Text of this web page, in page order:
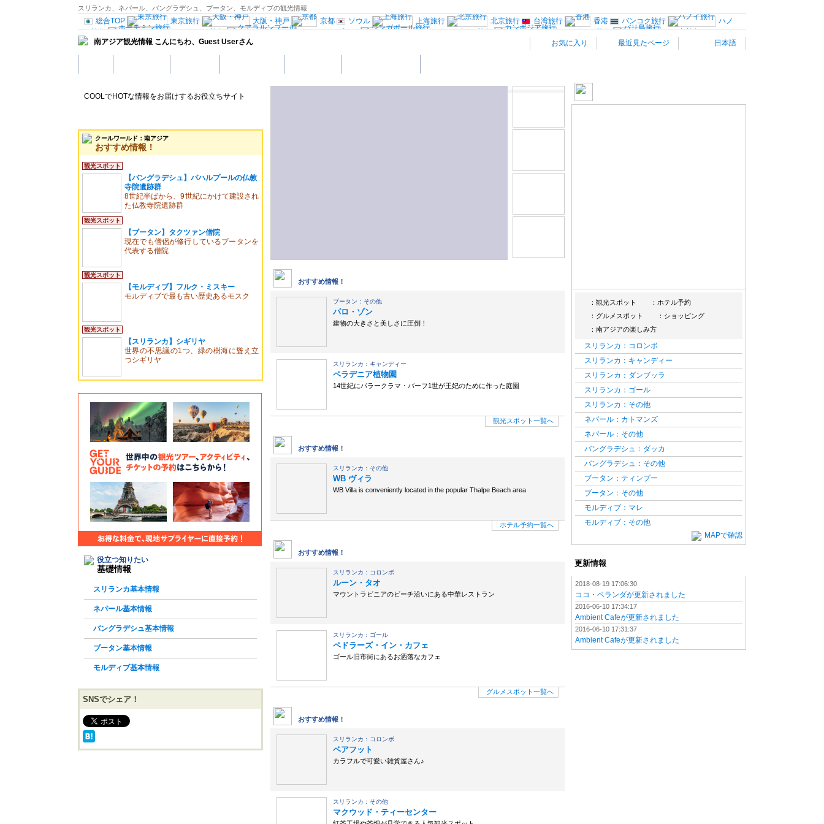
スリランカ、ネパール、バングラデシュ、ブータン、モルディブの観光情報
総合TOP 東京旅行 大阪・神戸 京都 ソウル 上海旅行 北京旅行 台湾旅行 香港 バンコク旅行
ハノ
イ旅行
ホーチミン旅行 クアラルンプール シンガポール旅行 カンボジア旅行
バリ島旅行
マニラ旅行
セブ島旅行 パリ旅行
南仏プロヴァンス
モナコ旅行
中央イタリア ミラノ旅行
ブリュッセル ヘルシンキ スウェーデン旅行
クロアチア旅行 ロシア旅行 中欧旅行 ギリシャ旅行
エル旅行
ドバイ・アブダビ旅行
観光情報：ヨーロッパ
南アジア観光情報 こんにちわ、 Guest Userさん お気に入り 最近見たページ 日本語
おすすめ情報！
ブータン：その他
パロ・ゾン
建物の大きさと美しさに圧倒！
スリランカ：キャンディー
ペラデニア植物園
14世紀にパラークラマ・バーフ1世が王妃のために作った庭園
観光スポット一覧へ
おすすめ情報！
スリランカ：その他
WB ヴィラ
WB Villa is conveniently located in the popular Thalpe Beach area
ホテル予約一覧へ
おすすめ情報！
スリランカ：コロンボ
ルーン・タオ
マウントラビニアのビーチ沿いにある中華レストラン
スリランカ：ゴール
ペドラーズ・イン・カフェ
ゴール旧市街にあるお洒落なカフェ
グルメスポット一覧へ
おすすめ情報！
スリランカ：コロンボ
ベアフット
カラフルで可愛い雑貨屋さん♪
スリランカ：その他
マクウッド・ティーセンター
：観光スポット
：ホテル予約
：グルメスポット
：ショッピング
：南アジアの楽しみ方
スリランカ：コロンボ
スリランカ：キャンディー
スリランカ：ダンブッラ
スリランカ：ゴール
スリランカ：その他
ネパール：カトマンズ
ネパール：その他
バングラデシュ：ダッカ
バングラデシュ：その他
ブータン：ティンプー
ブータン：その他
モルディブ：マレ
モルディブ：その他
MAPで確認
更新情報
2018-08-19 17:06:30
ココ・ベランダが更新されました
2016-06-10 17:34:17
Ambient Cafeが更新されました
2016-06-10 17:31:37
Ambient Cafeが更新されました
COOLでHOTな情報をお届けするお役立ちサイト
クールワールド：南アジア
おすすめ情報！
観光スポット
【バングラデシュ】パハルプールの仏教
寺院遺跡群
8世紀半ばから、9世紀にかけて建設され
た仏教寺院遺跡群
観光スポット
【ブータン】タクツァン僧院
現在でも僧侶が修行しているブータンを
代表する僧院
観光スポット
【モルディブ】フルク・ミスキー
モルディブで最も古い歴史あるモスク
観光スポット
【スリランカ】シギリヤ
世界の不思議の1つ、緑の樹海に聳え立
つシギリヤ
役立つ知りたい
基礎情報
スリランカ基本情報
ネパール基本情報
バングラデシュ基本情報
ブータン基本情報
モルディブ基本情報
SNSでシェア！